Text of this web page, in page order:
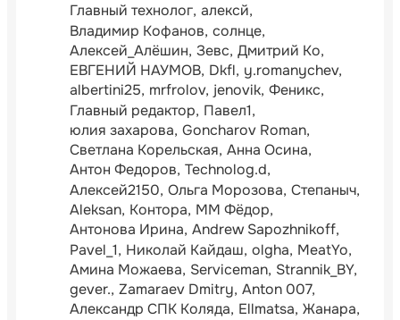
Главный технолог алексй
Владимир Кофанов солнце
Алексей_Алёшин Зевс Дмитрий Ко
ЕВГЕНИЙ НАУМОВ Dkfl y.romanychev
albertini25 mrfrolov jenovik Феникс
Главный редактор Павел1
юлия захарова Goncharov Roman
Светлана Корельская Анна Осина
Антон Федоров Technolog.d
Алексей2150 Ольга Морозова Степаныч
Aleksan Контора ММ Фёдор
Антонова Ирина Andrew Sapozhnikoff
Pavel_1 Николай Кайдаш olgha MeatYo
Амина Можаева Serviceman Strannik_BY
gever. Zamaraev Dmitry Anton 007
Александр СПК Коляда Ellmatsa Жанара